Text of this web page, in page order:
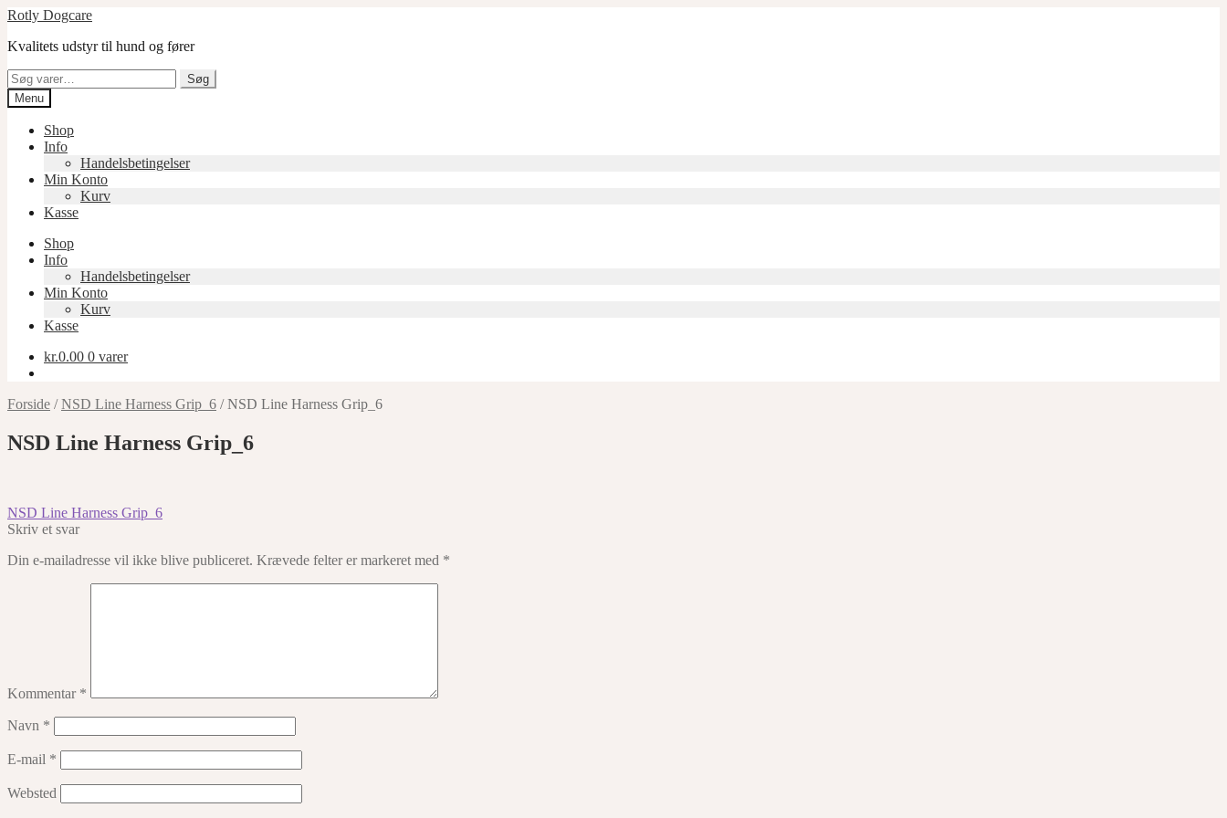
Spring
navigation
Spring
indhold
Rotly Dogcare
Kvalitets udstyr til hund og fører
Søg
efter:
Søg
Menu
Shop
Info
Handelsbetingelser
Min Konto
Kurv
Kasse
Shop
Info
Handelsbetingelser
Min Konto
Kurv
Kasse
kr.0.00 0 varer
Forside /NSD Line Harness Grip_6 /NSD Line Harness Grip_6
NSD Line Harness Grip_6
Indlægsnavigation
Forrige
indlæg:
NSD Line Harness Grip_6
Skriv et svar
Din e-mailadresse vil ikke blive publiceret. Krævede felter er markeret med *
Kommentar *
Navn *
E-mail *
Websted